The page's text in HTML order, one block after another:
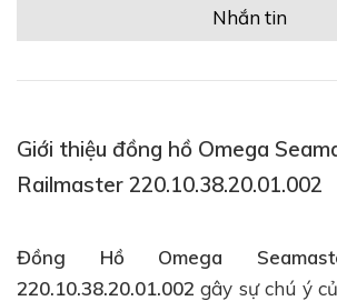
Nhắn tin
Giới thiệu đồng hồ Omega
Railmaster 220.10.38.20.01.002
Đồng Hồ Omega
220.10.38.20.01.002 gây sự chú ý